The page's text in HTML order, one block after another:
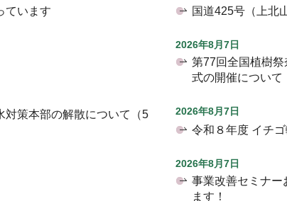
ています
対策本部の解散について（5
国道425号（上北
2026年8月7日
第77回全国植樹
式の開催について
2026年8月7日
令和８年度 イチ
2026年8月7日
事業改善セミナー
ます！